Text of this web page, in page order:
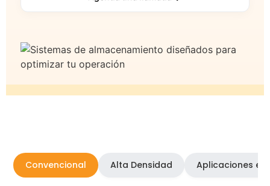
Convencional Alta Densidad Aplicaciones